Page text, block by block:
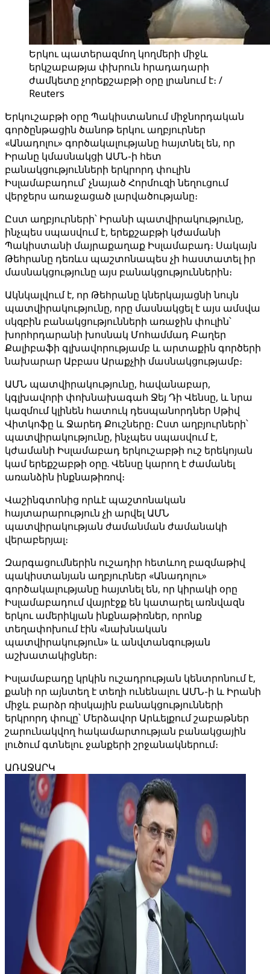
Երկու պատերազմող կողմերի միջև
երկշաբաթյա փխրուն հրադադարի
ժամկետը չորեքշաբթի օրը լրանում է։ /
Reuters
Երկուշաբթի օրը Պակիստանում միջնորդական
գործընթացին ծանոթ երկու աղբյուրներ
«Անադոլու» գործակալությանը հայտնել են, որ
Իրանը կմասնակցի ԱՄՆ-ի հետ
բանակցությունների երկրորդ փուլին
Իսլամաբադում՝ չնայած Հորմուզի նեղուցում
վերջերս առաջացած լարվածությանը։
Ըստ աղբյուրների՝ Իրանի պատվիրակությունը,
ինչպես սպասվում է, երեքշաբթի կժամանի
Պակիստանի մայրաքաղաք Իսլամաբադ։ Սակայն
Թեհրանը դեռևս պաշտոնապես չի հաստատել իր
մասնակցությունը այս բանակցություններին։
Ակնկալվում է, որ Թեհրանը կներկայացնի նույն
պատվիրակությունը, որը մասնակցել է այս ամսվա
սկզբին բանակցությունների առաջին փուլին՝
խորհրդարանի խոսնակ Մոհամմադ Բաղեր
Քալիբաֆի գլխավորությամբ և արտաքին գործերի
նախարար Աբբաս Արաքչիի մասնակցությամբ։
ԱՄՆ պատվիրակությունը, հավանաբար,
կգլխավորի փոխնախագահ Ջեյ Դի Վենսը, և նրա
կազմում կլինեն հատուկ դեսպանորդներ Սթիվ
Վիտկոֆը և Ջարեդ Քուշները։ Ըստ աղբյուրների՝
պատվիրակությունը, ինչպես սպասվում է,
կժամանի Իսլամաբադ երկուշաբթի ուշ երեկոյան
կամ երեքշաբթի օրը. Վենսը կարող է ժամանել
առանձին ինքնաթիռով։
Վաշինգտոնից որևէ պաշտոնական
հայտարարություն չի արվել ԱՄՆ
պատվիրակության ժամանման ժամանակի
վերաբերյալ։
Զարգացումներին ուշադիր հետևող բազմաթիվ
պակիստանյան աղբյուրներ «Անադոլու»
գործակալությանը հայտնել են, որ կիրակի օրը
Իսլամաբադում վայրէջք են կատարել առնվազն
երկու ամերիկյան ինքնաթիռներ, որոնք
տեղափոխում էին «նախնական
պատվիրակություն» և անվտանգության
աշխատակիցներ։
Իսլամաբադը կրկին ուշադրության կենտրոնում է,
քանի որ այնտեղ է տեղի ունենալու ԱՄՆ-ի և Իրանի
միջև բարձր ռիսկային բանակցությունների
երկրորդ փուլը՝ Մերձավոր Արևելքում շաբաթներ
շարունակվող հակամարտության բանակցային
լուծում գտնելու ջանքերի շրջանակներում։
ԱՌԱՋԱՐԿ